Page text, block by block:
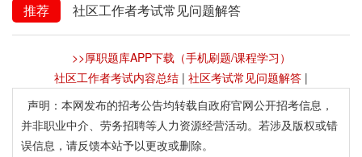
推荐
社区工作者考试常见问题解答
>>厚职题库APP下载（手机刷题/课程学习）
社区工作者考试内容总结 | 社区考试常见问题解答 |
声明：本网发布的招考公告均转载自政府官网公开招考信息，
并非职业中介、劳务招聘等人力资源经营活动。若涉及版权或错
误信息，请反馈本站予以更改或删除。